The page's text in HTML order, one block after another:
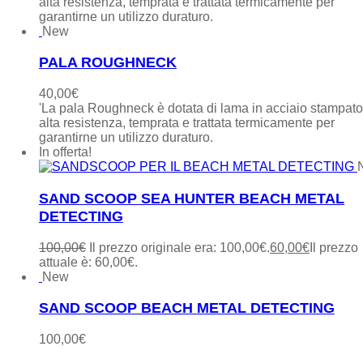
garantirne un utilizzo duraturo.
New
PALA ROUGHNECK
40,00€
'La pala Roughneck è dotata di lama in acciaio
alta resistenza, temprata e trattata termicamente per
garantirne un utilizzo duraturo.
In offerta!
SAND SCOOP SEA HUNTER BEACH METAL
DETECTING
100,00€ Il prezzo originale era: 100,00€.60,00€ Il prezzo
attuale è: 60,00€.
New
SAND SCOOP BEACH METAL DETECTING
100,00€